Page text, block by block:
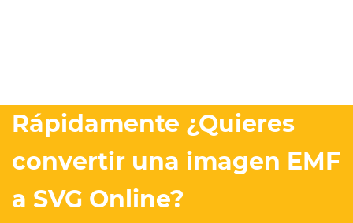
Rápidamente ¿Quieres
convertir una imagen EMF
a SVG Online?